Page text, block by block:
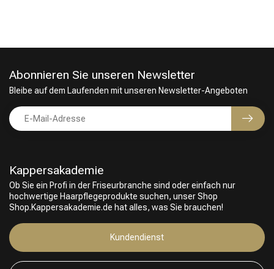
Kappersakademie
Ob Sie ein Profi in der Friseurbranche sind oder einfach nur
hochwertige Haarpflegeprodukte suchen, unser Shop
Shop.Kappersakademie.de hat alles, was Sie brauchen!
Kundendienst
Abonnieren Sie unseren Newsletter
Bleibe auf dem Laufenden mit unseren Newsletter-Angeboten